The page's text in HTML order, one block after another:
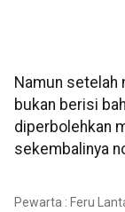
Namun
bukan berisi
diperbolehkan
sekembalinya
Pewarta : Feru